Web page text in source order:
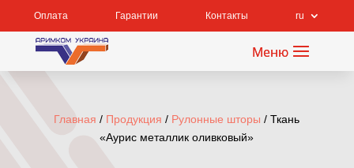
Оплата Гарантии Контакты ru
Главная / Продукция / Рулонные шторы / Ткань
«Аурис металлик оливковый»